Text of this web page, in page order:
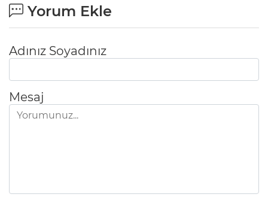
Yorum Ekle
Adınız Soyadınız
Mesaj